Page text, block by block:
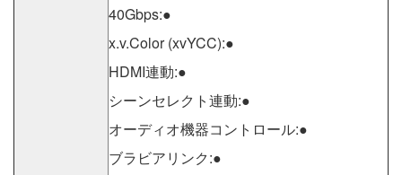
40Gbps:●
x.v.Color (xvYCC):●
HDMI連動:●
シーンセレクト連動:●
オーディオ機器コントロール:●
ブラビアリンク:●